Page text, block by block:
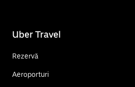
Uber Travel
Rezervă
Aeroporturi